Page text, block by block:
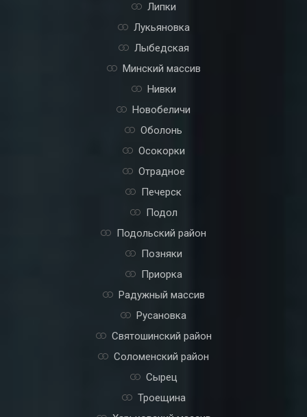
Липки
Лукьяновка
Лыбедская
Минский массив
Нивки
Новобеличи
Оболонь
Осокорки
Отрадное
Печерск
Подол
Подольский район
Позняки
Приорка
Радужный массив
Русановка
Святошинский район
Соломенский район
Сырец
Троещина